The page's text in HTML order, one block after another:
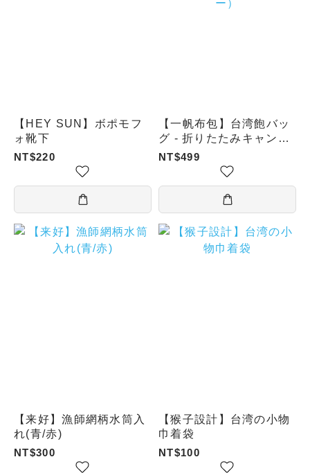
【HEY SUN】ボポモフ
ォ靴下
NT$220
【一帆布包】台湾飽バッ
グ - 折りたたみキャンバ
ストート（寿桃 / 小籠包
/ タピオカミルクティ
NT$499
【来好】漁師網柄水筒入
れ(青/赤)
NT$300
【猴子設計】台湾の小物
巾着袋
NT$100